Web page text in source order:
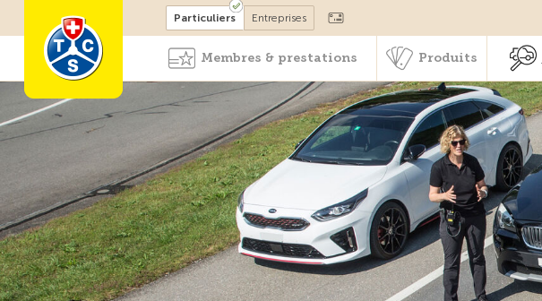
Devenir membre
Particuliers Entreprises
Membres & prestations Produits